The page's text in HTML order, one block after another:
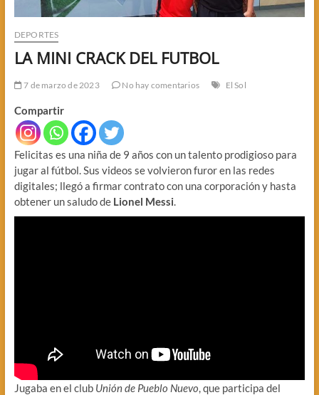
DEPORTES
LA MINI CRACK DEL FUTBOL
7 de marzo de 2023 No hay comentarios El Sol
Compartir
Felicitas es una niña de 9 años con un talento prodigioso para
jugar al fútbol. Sus videos se volvieron furor en las redes
digitales; llegó a firmar contrato con una corporación y hasta
obtener un saludo de Lionel Messi.
Jugaba en el club Unión de Pueblo Nuevo, que participa del